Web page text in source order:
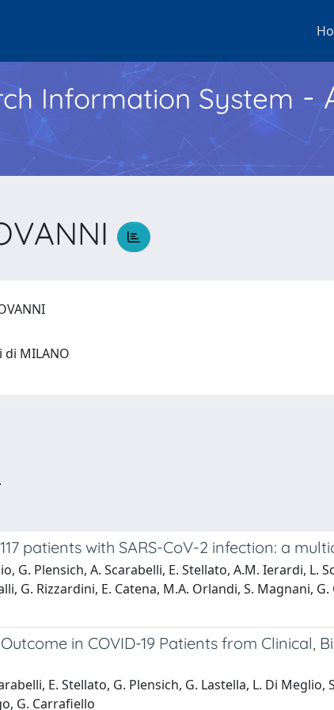
Information System -
MILANO
patients with SARS-CoV-2 infection: a
G. Plensich, A. Scarabelli, E. Stellato, A.M. Ierardi, L.
G. Rizzardini, E. Catena, M.A. Orlandi, S. Magnani,
in COVID-19 Patients from Clinical,
E. Stellato, G. Plensich, G. Lastella, L. Di
G. Carrafiello